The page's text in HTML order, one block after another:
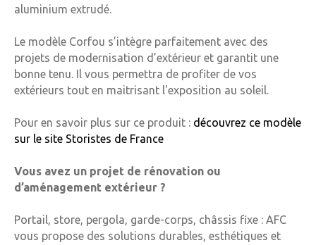
aluminium extrudé.
Le modèle Corfou s’intègre parfaitement avec des
projets de modernisation d’extérieur et garantit une
bonne tenu. Il vous permettra de profiter de vos
extérieurs tout en maitrisant l'exposition au soleil.
Pour en savoir plus sur ce produit : découvrez ce modèle
sur le site Storistes de France
Vous avez un projet de rénovation ou
d’aménagement extérieur ?
Portail, store, pergola, garde-corps, châssis fixe : AFC
vous propose des solutions durables, esthétiques et